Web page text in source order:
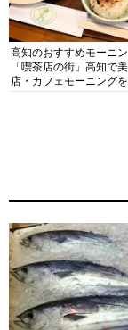
高知のおすすめモーニン
「喫茶店の街」高知で
店・カフェモーニング